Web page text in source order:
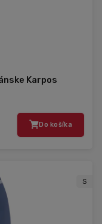
Karpos
Do košíka
S